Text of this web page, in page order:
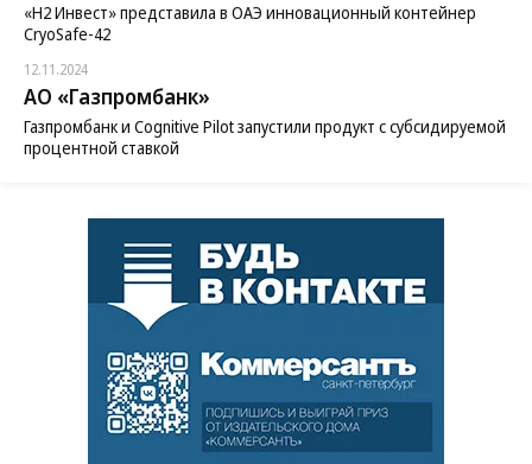
«H2 Инвест» представила в ОАЭ инновационный контейнер
CryoSafe-42
12.11.2024
АО «Газпромбанк»
Газпромбанк и Cognitive Pilot запустили продукт с субсидируемой
процентной ставкой